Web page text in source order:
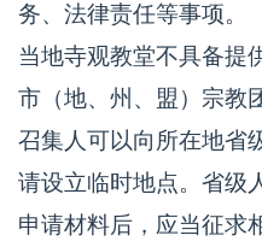
务、法律责任等事项。
当地寺观教堂不具备提
市（地、州、盟）宗教
召集人可以向所在地省
请设立临时地点。省级
申请材料后，应当征求